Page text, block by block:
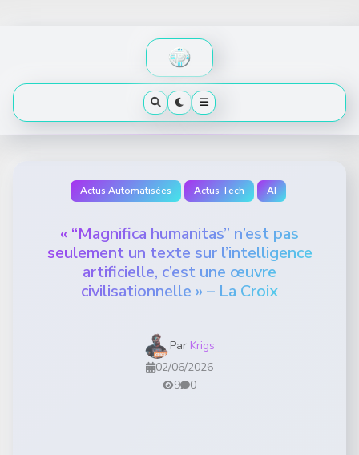
Actus Automatisées Actus Tech AI
« “Magnifica humanitas” n’est pas
seulement un texte sur l’intelligence
artificielle, c’est une œuvre
civilisationnelle » – La Croix
Par Krigs
02/06/2026
9
0